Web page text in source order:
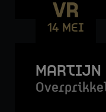
VR
14 MEI
MARTIJN